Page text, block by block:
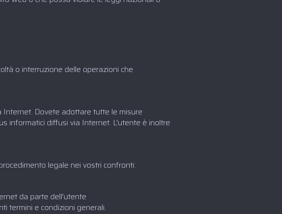
o interruzione delle operazioni che
Dovete adottare tutte le misure
informatici diffusi via Internet. L'utente è inoltre
legale nei vostri confronti:
da parte dell'utente
termini e condizioni generali.